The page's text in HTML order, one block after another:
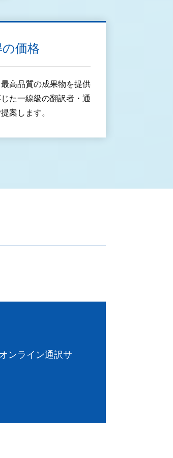
価格
高品質の成果物を提供
た一線級の翻訳者・通
案します。
ンライン通訳サ